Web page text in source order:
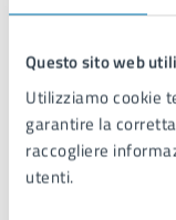
Questo sito web
Utilizziamo cookie
garantire la
raccogliere
utenti.
Elab.1-impianto
Elab.3-impianto
Elab.4-impianto
Elab.5-impianto
4.Progetto